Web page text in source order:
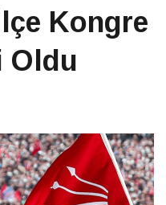
Kongre
Oldu